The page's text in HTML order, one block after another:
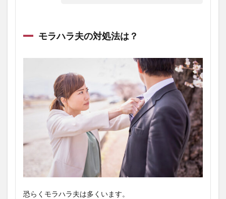
モラハラ夫の対処法は？
恐らくモラハラ夫は多くいます。